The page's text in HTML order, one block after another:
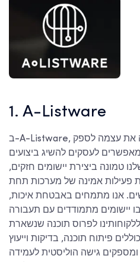
1. A-Listware
ב-A-Listware, אנו חברת טכנולוגיה המקדישה את עצמה לספק
לעסקים להשיג ביצועים
טמונה ביצירת יישומים חזקים,
פעילות אמינה של מערכות תחת
אנו מתמחים באבטחת איכות,
יישומים מתמודדים עם תעבורה
לפרוס תוכנה שנשארת
פיתוח תוכנה, בדיקות וייעוץ
גישה הוליסטית לעמידה